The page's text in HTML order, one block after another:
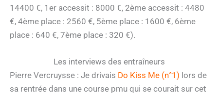
14400 €, 1er accessit : 8000 €, 2ème accessit : 4480
€, 4ème place : 2560 €, 5ème place : 1600 €, 6ème
place : 640 €, 7ème place : 320 €).
Les interviews des entraîneurs
Pierre Vercruysse : Je drivais Do Kiss Me (n°1) lors de
sa rentrée dans une course pmu qui se courait sur cet